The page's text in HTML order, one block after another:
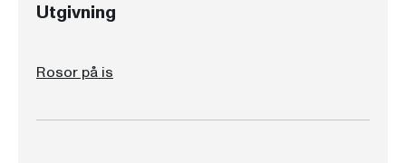
Utgivning
Rosor på is